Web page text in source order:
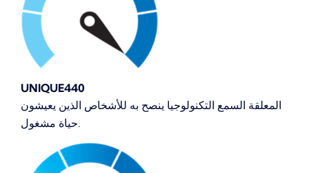
UNIQUE440
المعلقة السمع التكنولوجيا ينصح به للأشخاص الذين يعيشون
حياة مشغول.